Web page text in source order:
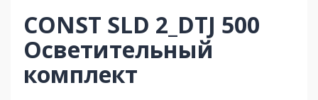
CONST SLD 2_DTJ 500
Осветительный
комплект